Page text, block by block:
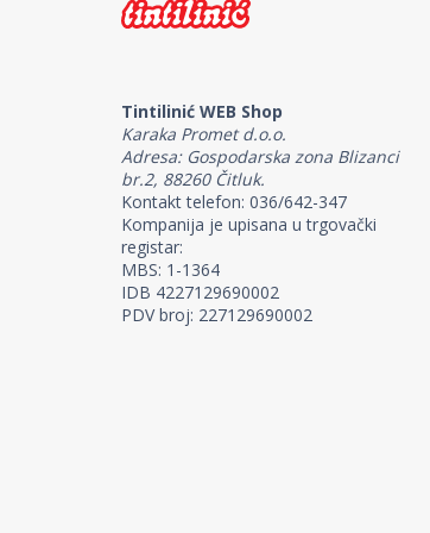
Tintilinić WEB Shop
Karaka Promet d.o.o.
Adresa: Gospodarska zona Blizanci
br.2, 88260 Čitluk.
Kontakt telefon: 036/642-347
Kompanija je upisana u trgovački
registar:
MBS: 1-1364
IDB 4227129690002
PDV broj: 227129690002